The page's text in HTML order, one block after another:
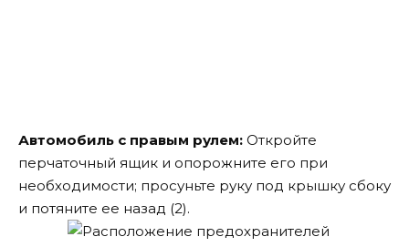
Автомобиль с правым рулем: Откройте
перчаточный ящик и опорожните его при
необходимости; просуньте руку под крышку сбоку
и потяните ее назад (2).